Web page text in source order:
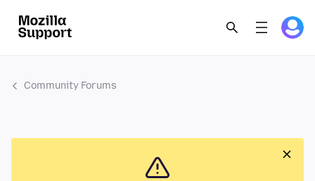
Community Forums